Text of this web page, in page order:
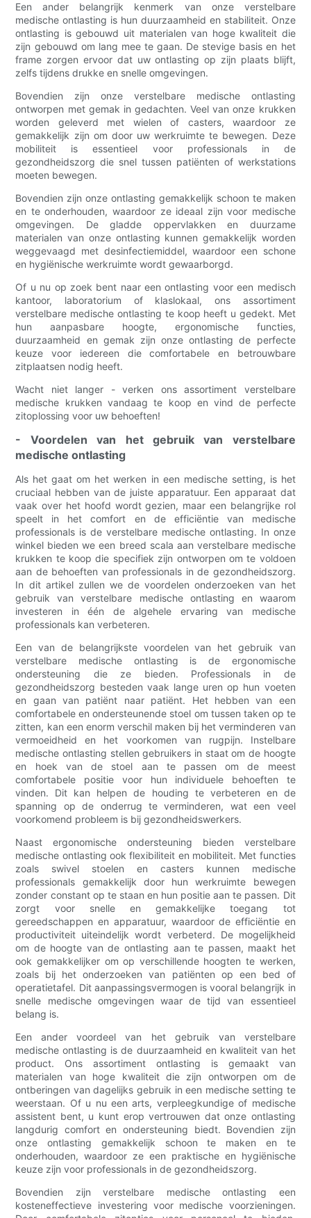
Een ander belangrijk kenmerk van onze verstelbare
medische ontlasting is hun duurzaamheid en stabiliteit. Onze
ontlasting is gebouwd uit materialen van hoge kwaliteit die
zijn gebouwd om lang mee te gaan. De stevige basis en het
frame zorgen ervoor dat uw ontlasting op zijn plaats blijft,
zelfs tijdens drukke en snelle omgevingen.
Bovendien zijn onze verstelbare medische ontlasting
ontworpen met gemak in gedachten. Veel van onze krukken
worden geleverd met wielen of casters, waardoor ze
gemakkelijk zijn om door uw werkruimte te bewegen. Deze
mobiliteit is essentieel voor professionals in de
gezondheidszorg die snel tussen patiënten of werkstations
moeten bewegen.
Bovendien zijn onze ontlasting gemakkelijk schoon te maken
en te onderhouden, waardoor ze ideaal zijn voor medische
omgevingen. De gladde oppervlakken en duurzame
materialen van onze ontlasting kunnen gemakkelijk worden
weggevaagd met desinfectiemiddel, waardoor een schone
en hygiënische werkruimte wordt gewaarborgd.
Of u nu op zoek bent naar een ontlasting voor een medisch
kantoor, laboratorium of klaslokaal, ons assortiment
verstelbare medische ontlasting te koop heeft u gedekt. Met
hun aanpasbare hoogte, ergonomische functies,
duurzaamheid en gemak zijn onze ontlasting de perfecte
keuze voor iedereen die comfortabele en betrouwbare
zitplaatsen nodig heeft.
Wacht niet langer - verken ons assortiment verstelbare
medische krukken vandaag te koop en vind de perfecte
zitoplossing voor uw behoeften!
- Voordelen van het gebruik van verstelbare
medische ontlasting
Als het gaat om het werken in een medische setting, is het
cruciaal hebben van de juiste apparatuur. Een apparaat dat
vaak over het hoofd wordt gezien, maar een belangrijke rol
speelt in het comfort en de efficiëntie van medische
professionals is de verstelbare medische ontlasting. In onze
winkel bieden we een breed scala aan verstelbare medische
krukken te koop die specifiek zijn ontworpen om te voldoen
aan de behoeften van professionals in de gezondheidszorg.
In dit artikel zullen we de voordelen onderzoeken van het
gebruik van verstelbare medische ontlasting en waarom
investeren in één de algehele ervaring van medische
professionals kan verbeteren.
Een van de belangrijkste voordelen van het gebruik van
verstelbare medische ontlasting is de ergonomische
ondersteuning die ze bieden. Professionals in de
gezondheidszorg besteden vaak lange uren op hun voeten
en gaan van patiënt naar patiënt. Het hebben van een
comfortabele en ondersteunende stoel om tussen taken op te
zitten, kan een enorm verschil maken bij het verminderen van
vermoeidheid en het voorkomen van rugpijn. Instelbare
medische ontlasting stellen gebruikers in staat om de hoogte
en hoek van de stoel aan te passen om de meest
comfortabele positie voor hun individuele behoeften te
vinden. Dit kan helpen de houding te verbeteren en de
spanning op de onderrug te verminderen, wat een veel
voorkomend probleem is bij gezondheidswerkers.
Naast ergonomische ondersteuning bieden verstelbare
medische ontlasting ook flexibiliteit en mobiliteit. Met functies
zoals swivel stoelen en casters kunnen medische
professionals gemakkelijk door hun werkruimte bewegen
zonder constant op te staan ​​en hun positie aan te passen. Dit
zorgt voor snelle en gemakkelijke toegang tot
gereedschappen en apparatuur, waardoor de efficiëntie en
productiviteit uiteindelijk wordt verbeterd. De mogelijkheid
om de hoogte van de ontlasting aan te passen, maakt het
ook gemakkelijker om op verschillende hoogten te werken,
zoals bij het onderzoeken van patiënten op een bed of
operatietafel. Dit aanpassingsvermogen is vooral belangrijk in
snelle medische omgevingen waar de tijd van essentieel
belang is.
Een ander voordeel van het gebruik van verstelbare
medische ontlasting is de duurzaamheid en kwaliteit van het
product. Ons assortiment ontlasting is gemaakt van
materialen van hoge kwaliteit die zijn ontworpen om de
ontberingen van dagelijks gebruik in een medische setting te
weerstaan. Of u nu een arts, verpleegkundige of medische
assistent bent, u kunt erop vertrouwen dat onze ontlasting
langdurig comfort en ondersteuning biedt. Bovendien zijn
onze ontlasting gemakkelijk schoon te maken en te
onderhouden, waardoor ze een praktische en hygiënische
keuze zijn voor professionals in de gezondheidszorg.
Bovendien zijn verstelbare medische ontlasting een
kosteneffectieve investering voor medische voorzieningen.